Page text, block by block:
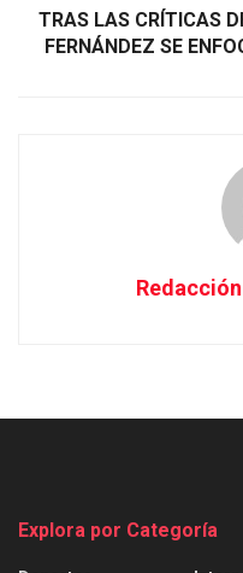
TRAS LAS CRÍTICAS
FERNÁNDEZ SE
Explora por Categoría